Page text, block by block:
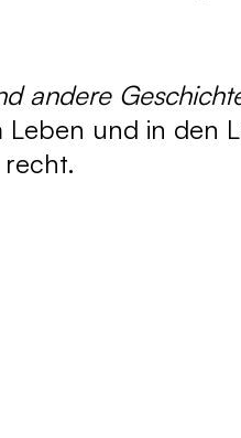
andere
und in den